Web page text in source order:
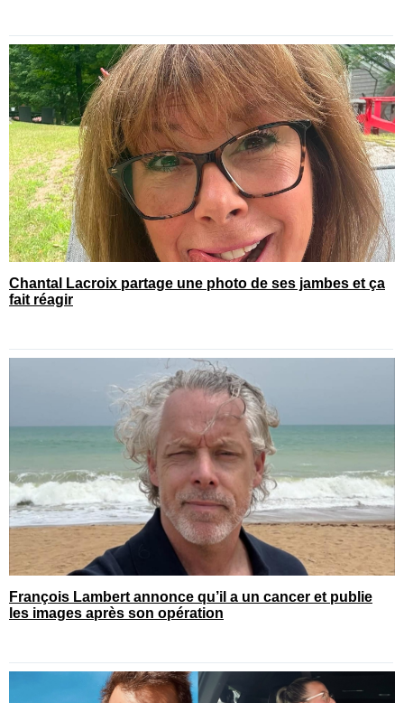
Chantal Lacroix partage une photo de ses jambes et ça
fait réagir
François Lambert annonce qu’il a un cancer et publie
les images après son opération